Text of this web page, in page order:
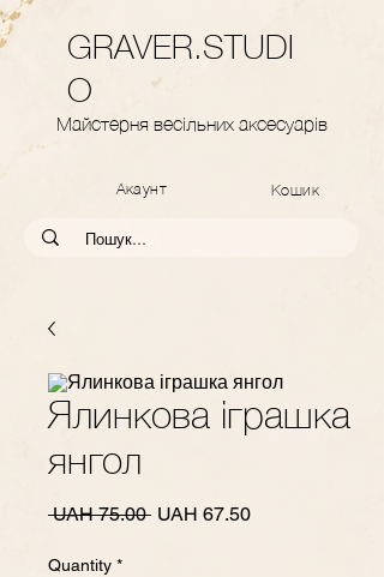
GRAVER.STUDI
O
Майстерня весільних аксесуарів
Акаунт Кошик
Ялинкова іграшка
янгол
UAH 75.00 Regular
UAH 67.50Sale
Quantity *